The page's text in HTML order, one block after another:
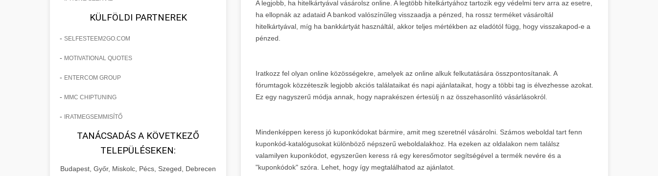
KÜLFÖLDI PARTNEREK
- SELFESTEEM2GO.COM
- MOTIVATIONAL QUOTES
- ENTERCOM GROUP
- MMC CHIPTUNING
- IRATMEGSEMMISÍTŐ
TANÁCSADÁS A KÖVETKEZŐ
TELEPÜLÉSEKEN:
Budapest, Győr, Miskolc, Pécs, Szeged, Debrecen
A legjobb, ha hitelkártyával vásárolsz online. A legtöbb hitelkártyához tartozik egy védelmi terv arra az esetre,
ha ellopnák az adataid A bankod valószínűleg visszaadja a pénzed, ha rossz terméket vásároltál
hitelkártyával, míg ha bankkártyát használtál, akkor teljes mértékben az eladótól függ, hogy visszakapod-e a
pénzed.
Iratkozz fel olyan online közösségekre, amelyek az online alkuk felkutatására összpontosítanak. A
fórumtagok közzéteszik legjobb akciós találataikat és napi ajánlataikat, hogy a többi tag is élvezhesse azokat.
Ez egy nagyszerű módja annak, hogy naprakészen értesülj n az összehasonlító vásárlásokról.
Mindenképpen keress jó kuponkódokat bármire, amit meg szeretnél vásárolni. Számos weboldal tart fenn
kuponkód-katalógusokat különböző népszerű weboldalakhoz. Ha ezeken az oldalakon nem találsz
valamilyen kuponkódot, egyszerűen keress rá egy keresőmotor segítségével a termék nevére és a
"kuponkódok" szóra. Lehet, hogy így megtalálhatod az ajánlatot.